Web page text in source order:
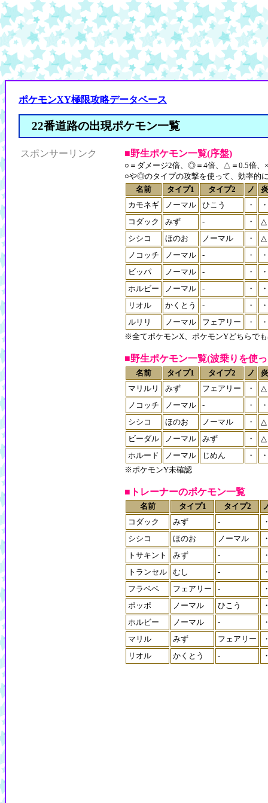
ポケモンXY極限攻略データベース
22番道路の出現ポケモン一覧
スポンサーリンク ■野生ポケモン一覧(序盤)
○＝ダメージ2倍、◎＝4倍、△＝0.5倍、
○や◎のタイプの攻撃を使って、効率的
名前
タイプ1 タイプ2 ノ
炎
カモネギ
ノーマル ひこう ・
・
コダック
みず - ・
△
シシコ
ほのお ノーマル ・
△
ノコッチ
ノーマル - ・
・
ビッパ
ノーマル - ・
・
ホルビー
ノーマル - ・
・
リオル
かくとう - ・
・
ルリリ
ノーマル フェアリー ・
・
※全てポケモンX、ポケモンYどちらで
■野生ポケモン一覧(波乗りを使
名前 タイプ1 タイプ2 ノ
炎
マリルリ
みず フェアリー ・
△
ノコッチ
ノーマル - ・
・
シシコ
ほのお ノーマル ・
△
ビーダル
ノーマル みず ・
△
ホルード
ノーマル じめん ・
・
※ポケモンY未確認
■トレーナーのポケモン一覧
名前 タイプ1 タイプ2
コダック
みず -
シシコ
ほのお ノーマル
トサキント
みず -
トランセル
むし -
フラベベ
フェアリー -
ポッポ
ノーマル ひこう
ホルビー
ノーマル -
マリル
みず フェアリー
リオル
かくとう -